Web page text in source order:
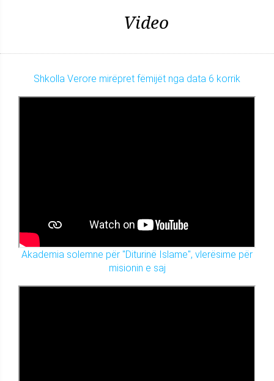
Video
Shkolla Verore mirëpret fëmijët nga data 6 korrik
Akademia solemne për "Diturinë Islame", vlerësime për
misionin e saj